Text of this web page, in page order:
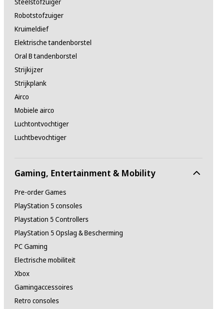
Robotstofzuiger
Kruimeldief
Elektrische tandenborstel
Oral B tandenborstel
Strijkijzer
Strijkplank
Airco
Mobiele airco
Luchtontvochtiger
Luchtbevochtiger
Gaming, Entertainment & Mobility
Pre-order Games
PlayStation 5 consoles
Playstation 5 Controllers
PlayStation 5 Opslag & Bescherming
PC Gaming
Electrische mobiliteit
Xbox
Gamingaccessoires
Retro consoles